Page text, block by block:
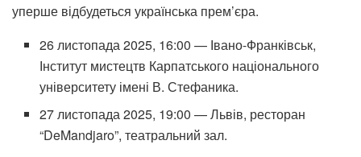
уперше відбудеться українська прем’єра.
26 листопада 2025, 16:00 — Івано-Франківськ,
Інститут мистецтв Карпатського національного
університету імені В. Стефаника.
27 листопада 2025, 19:00 — Львів, ресторан
“DeMandjaro”, театральний зал.